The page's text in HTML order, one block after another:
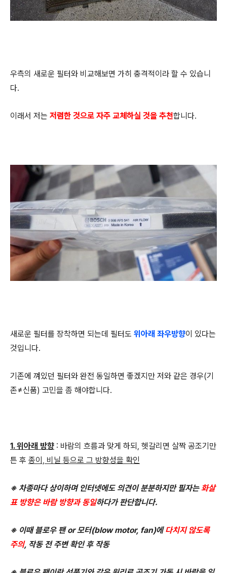
우측의 새로운 필터와 비교해보면 가히 충격적이라 할 수 있습니
다.
이래서 저는 저렴한 것으로 자주 교체하실 것을 추천합니다.
새로운 필터를 장착하면 되는데 필터도 위아래 좌우방향이 있다는
것입니다.
기존에 껴있던 필터와 완전 동일하면 좋겠지만 저와 같은 경우(기
존≠신품) 고민을 좀 해야합니다.
1. 위아래 방향 : 바람의 흐름과 맞게 하되, 헷갈리면 살짝 공조기만
튼 후 종이, 비닐 등으로 그 방향성을 확인
※ 차종마다 상이하며 인터넷에도 의견이 분분하지만 필자는화살
표 방향은 바람 방향과 동일하다가 판단합니다.
※ 이때 블로우 팬 or 모터(blow motor, fan)에다치지 않도록
주의, 작동 전 주변 확인 후 작동